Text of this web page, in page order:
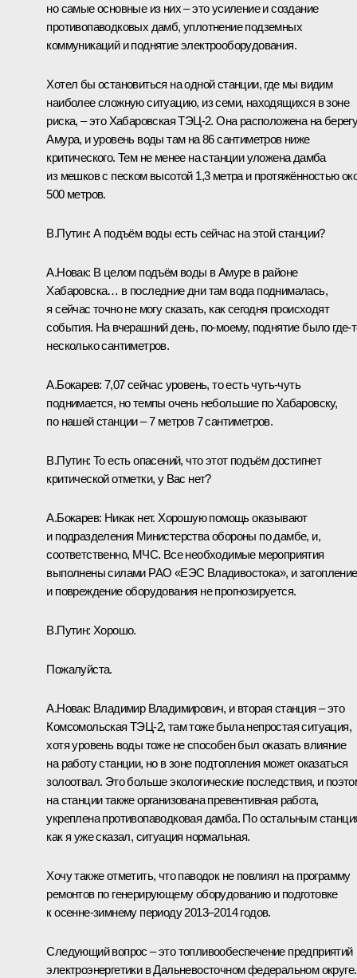
но самые основные из них – это усиление и создание
противопаводковых дамб, уплотнение подземных
коммуникаций и поднятие электрооборудования.
Хотел бы остановиться на одной станции, где мы видим
наиболее сложную ситуацию, из семи, находящихся в зоне
риска, – это Хабаровская ТЭЦ‑2. Она расположена на
Амура, и уровень воды там на 86 сантиметров ниже
критического. Тем не менее на станции уложена дамба
из мешков с песком высотой 1,3 метра и протяжённостью
500 метров.
В.Путин: А подъём воды есть сейчас на этой станции?
А.Новак: В целом подъём воды в Амуре в районе
Хабаровска… в последние дни там вода поднималась,
я сейчас точно не могу сказать, как сегодня происходят
события. На вчерашний день, по‑моему, поднятие было
несколько сантиметров.
А.Бокарев: 7,07 сейчас уровень, то есть чуть-чуть
поднимается, но темпы очень небольшие по Хабаровску,
по нашей станции – 7 метров 7 сантиметров.
В.Путин: То есть опасений, что этот подъём достигнет
критической отметки, у Вас нет?
А.Бокарев: Никак нет. Хорошую помощь оказывают
и подразделения Министерства обороны по дамбе, и,
соответственно, МЧС. Все необходимые мероприятия
выполнены силами РАО «ЕЭС Владивостока», и затопление
и повреждение оборудования не прогнозируется.
В.Путин: Хорошо.
Пожалуйста.
А.Новак: Владимир Владимирович, и вторая станция – это
Комсомольская ТЭЦ‑2, там тоже была непростая ситуация,
хотя уровень воды тоже не способен был оказать влияние
на работу станции, но в зоне подтопления может оказаться
золоотвал. Это больше экологические последствия, и
на станции также организована превентивная работа,
укреплена противопаводковая дамба. По остальным
как я уже сказал, ситуация нормальная.
Хочу также отметить, что паводок не повлиял на программу
ремонтов по генерирующему оборудованию и подготовке
к осенне-зимнему периоду 2013–2014 годов.
Следующий вопрос – это топливообеспечение предприятий
электроэнергетики в Дальневосточном федеральном округе.